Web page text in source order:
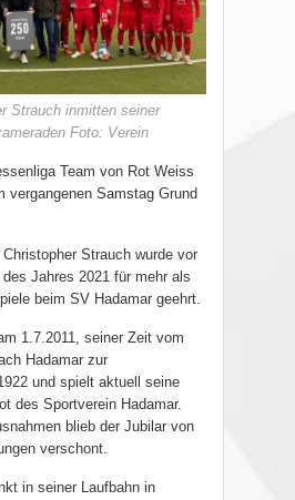
Strauch inmitten seiner
Foto: Verein
Team von Rot Weiss
vergangenen Samstag Grund
Christopher Strauch wurde vor
Jahres 2021 für mehr als
beim SV Hadamar geehrt.
1.7.2011, seiner Zeit vom
Hadamar zur
und spielt aktuell seine
des Sportverein Hadamar.
blieb der Jubilar von
verschont.
in seiner Laufbahn in